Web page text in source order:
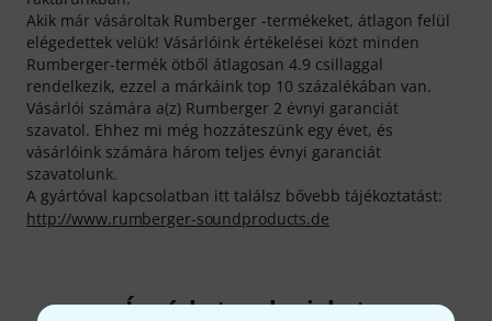
Akik már vásároltak Rumberger -termékeket, átlagon felül
elégedettek velük! Vásárlóink értékelései közt minden
Rumberger-termék ötből átlagosan 4.9 csillaggal
rendelkezik, ezzel a márkáink top 10 százalékában van.
Vásárlói számára a(z) Rumberger 2 évnyi garanciát
szavatol. Ehhez mi még hozzáteszünk egy évet, és
vásárlóink számára három teljes évnyi garanciát
szavatolunk.
A gyártóval kapcsolatban itt találsz bővebb tájékoztatást:
http://www.rumberger-soundproducts.de
Így érhetsz el minket